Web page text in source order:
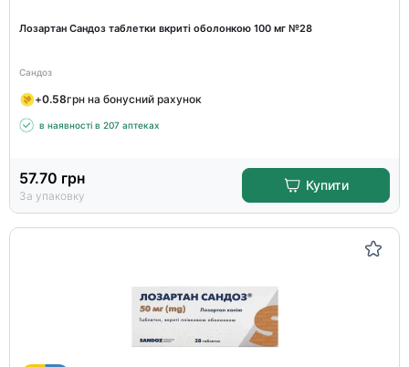
Лозартан Сандоз таблетки вкриті оболонкою 100 мг №28
Сандоз
+0.58грн на бонусний рахунок
в наявності в 207 аптеках
57.70 грн
За упаковку
Купити